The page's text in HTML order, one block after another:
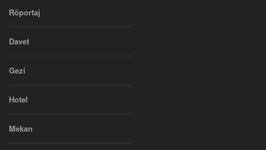
Röportaj
Davet
Gezi
Hotel
Mekan